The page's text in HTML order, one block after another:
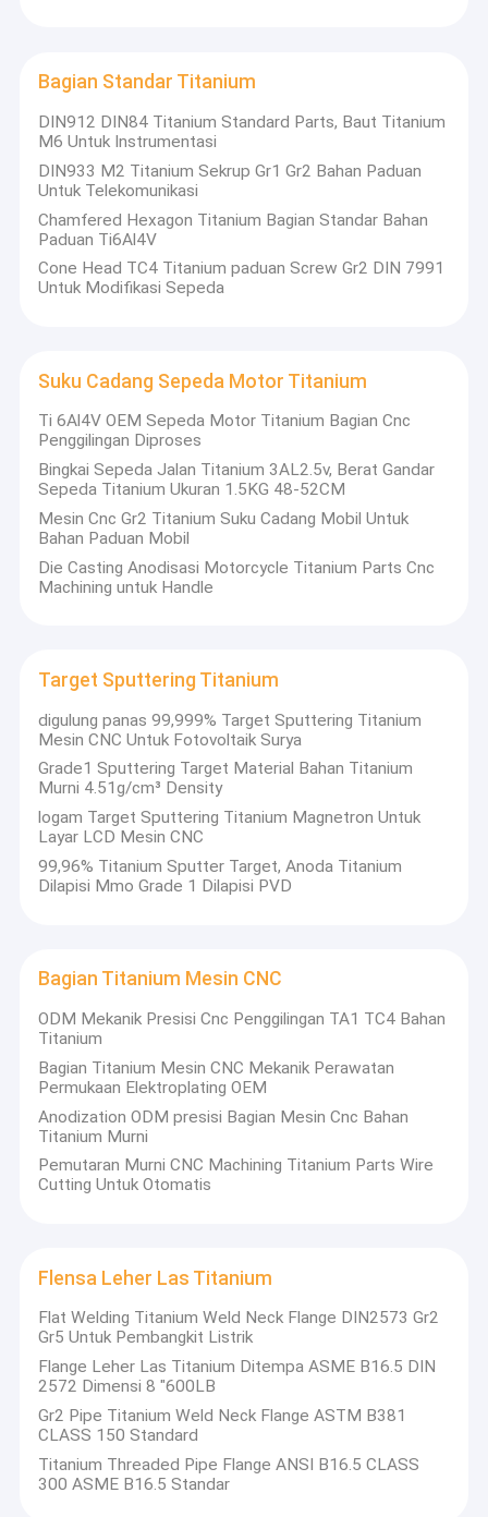
Tur Pabrik
Kontrol Kualitas
Hubungi Kami
Berita
Baidu
Keel baja ringan
Stang Baja Berukuran Ringan
Keel Cat Baja
Bagian Standar Titanium
DIN912 DIN84 Titanium Standard Parts, Baut Titanium
M6 Untuk Instrumentasi
DIN933 M2 Titanium Sekrup Gr1 Gr2 Bahan Paduan
Untuk Telekomunikasi
Chamfered Hexagon Titanium Bagian Standar Bahan
Paduan Ti6Al4V
Cone Head TC4 Titanium paduan Screw Gr2 DIN 7991
Untuk Modifikasi Sepeda
Suku Cadang Sepeda Motor Titanium
Ti 6Al4V OEM Sepeda Motor Titanium Bagian Cnc
Penggilingan Diproses
Bingkai Sepeda Jalan Titanium 3AL2.5v, Berat Gandar
Sepeda Titanium Ukuran 1.5KG 48-52CM
Mesin Cnc Gr2 Titanium Suku Cadang Mobil Untuk
Bahan Paduan Mobil
Die Casting Anodisasi Motorcycle Titanium Parts Cnc
Machining untuk Handle
Target Sputtering Titanium
digulung panas 99,999% Target Sputtering Titanium
Mesin CNC Untuk Fotovoltaik Surya
Grade1 Sputtering Target Material Bahan Titanium
Murni 4.51g/cm³ Density
logam Target Sputtering Titanium Magnetron Untuk
Layar LCD Mesin CNC
99,96% Titanium Sputter Target, Anoda Titanium
Dilapisi Mmo Grade 1 Dilapisi PVD
Bagian Titanium Mesin CNC
ODM Mekanik Presisi Cnc Penggilingan TA1 TC4 Bahan
Titanium
Bagian Titanium Mesin CNC Mekanik Perawatan
Permukaan Elektroplating OEM
Anodization ODM presisi Bagian Mesin Cnc Bahan
Titanium Murni
Pemutaran Murni CNC Machining Titanium Parts Wire
Cutting Untuk Otomatis
Flensa Leher Las Titanium
Flat Welding Titanium Weld Neck Flange DIN2573 Gr2
Gr5 Untuk Pembangkit Listrik
Flange Leher Las Titanium Ditempa ASME B16.5 DIN
2572 Dimensi 8 "600LB
Gr2 Pipe Titanium Weld Neck Flange ASTM B381
CLASS 150 Standard
Titanium Threaded Pipe Flange ANSI B16.5 CLASS
300 ASME B16.5 Standar
horizontal-slurrypump.com adalah perusahaan profesional
yang terlibat dalam pembuatan dan pemasaran pompa dan
mixer berkualitas terbaik untuk berbagai macam pelanggan
di dalam dan luar negeri.Ini terletak di Wuxi, Provinsi
Jiangsu, Cina.
horizontal-slurrypump.com didirikan pada tahun 2000,
sekarang, lebih dari 90% pekerja dan insinyur kami memiliki
pengalaman produksi bertahun-tahun, dengan kapasitas
produksi 20 set per hari.Mereka bisa menyelesaikan
prosedur desainPerusahaan ini adalah perusahaan
27 inci 75hz Gaming PC Monitor
FAQ
A: Kami biasanya memberikan penawaran dalam waktu 24 jam
setelah menerima pertanyaan (kecuali akhir pekan dan hari